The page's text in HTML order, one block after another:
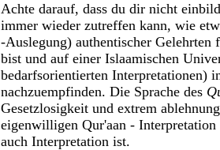
Achte darauf, dass du dir nicht
immer wieder zutreffen kann, wie
-Auslegung) authentischer
bist und auf einer Islaamischen
bedarfsorientierten Interpretationen)
nachzuempfinden. Die Sprache des
Gesetzlosigkeit und extrem
eigenwilligen Qur'aan - Interpretation
auch Interpretation ist.